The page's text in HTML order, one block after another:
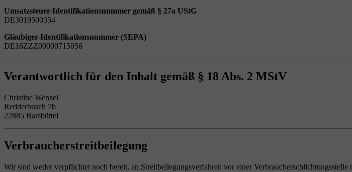
Umsatzsteuer-Identifikationsnummer gemäß § 27a UStG
DE3019500354
Gläubiger-Identifikationsnummer (SEPA)
DE16ZZZ00000715056
Verantwortlich für den Inhalt gemäß § 18 Abs. 2 MStV
Christine Wenzel
Redderbusch 7b
22885 Barsbüttel
Verbraucherstreitbeilegung
Wir sind weder verpflichtet noch bereit, an Streitbeilegungsverfahren vor einer Verbraucherschlichtungsstelle